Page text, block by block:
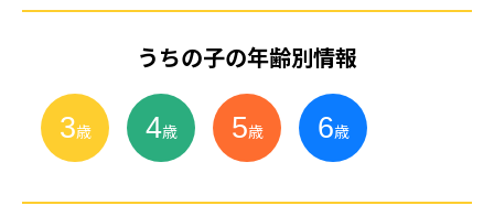
うちの子の年齢別情報
3歳 4歳 5歳 6歳